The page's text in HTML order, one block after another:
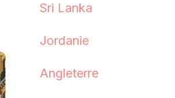
Sri Lanka
Jordanie
Angleterre